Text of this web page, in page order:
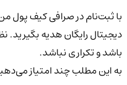
با ثبت‌نام در صرافی کیف پول
باشد و تکراری نباشد.
به این مطلب چند امتیاز